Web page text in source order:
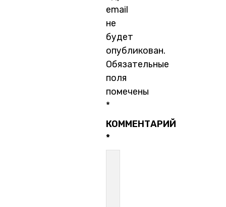
email
не
будет
опубликован.
Обязательные
поля
помечены
*
КОММЕНТАРИЙ
*